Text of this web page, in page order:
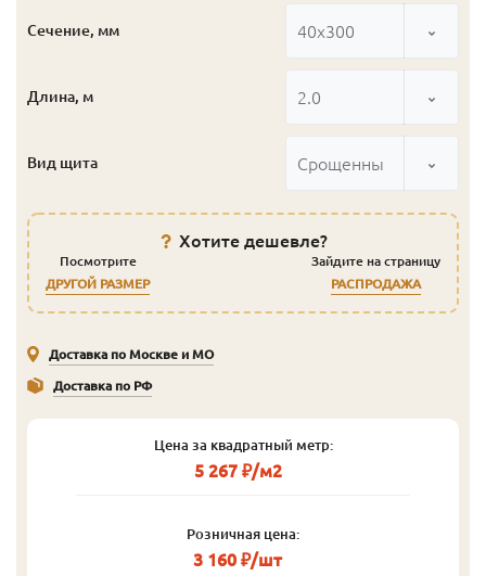
Сечение, мм 40x300
Длина, м 2.0
Вид щита Срощенный
Хотите дешевле?
Посмотрите
ДРУГОЙ РАЗМЕР
Зайдите на страницу
РАСПРОДАЖА
Доставка по Москве и МО
Доставка по РФ
Цена за квадратный метр:
5 267 ₽/м2
Розничная цена:
3 160 ₽/шт